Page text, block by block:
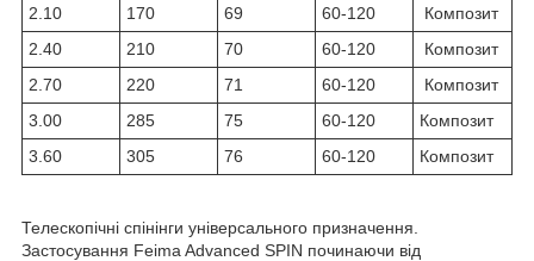
2.10 170 69 60-120
Композит
2.40
210 70 60-120
Композит
2.70
220 71 60-120
Композит
3.00
285 75 60-120
Композит
3.60
305 76 60-120 Композит
Телескопічні спінінги універсального призначення.
Застосування Feima Advanced SPIN починаючи від